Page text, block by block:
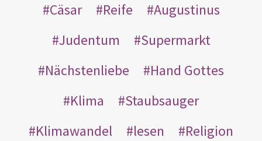
Cäsar
Reife
Augustinus
Judentum
Supermarkt
Nächstenliebe
Hand Gottes
Klima
Staubsauger
Klimawandel
lesen
Religion